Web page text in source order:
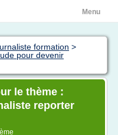
Menu
formation >
pour devenir
le thème :
reporter